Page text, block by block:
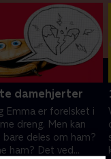
damehjerter
Emma er forelsket i
dreng. Men kan
bare deles om ham?
ham? Det ved